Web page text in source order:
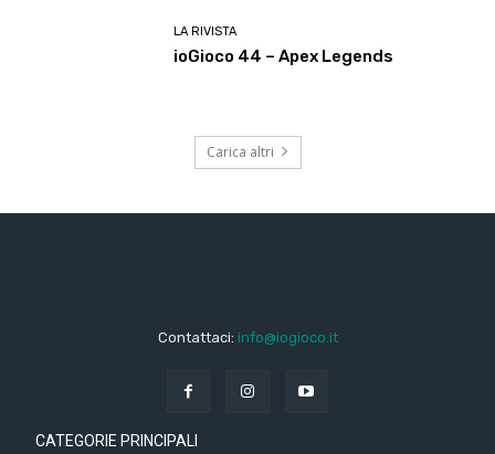
LA RIVISTA
ioGioco 44 – Apex Legends
Carica altri
Contattaci: info@iogioco.it
CATEGORIE PRINCIPALI